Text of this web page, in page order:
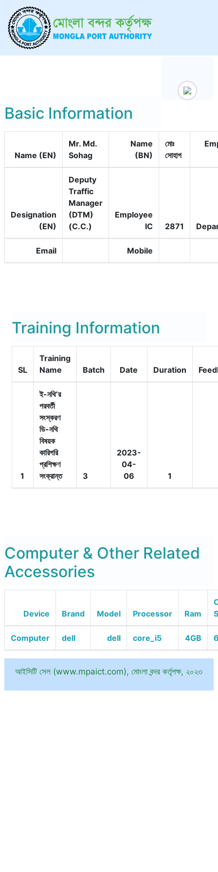
Basic Information
Name (EN)
Mr. Md.
Sohag
Name
(BN)
মোঃ
সোহাগ
Designation
(EN)
Deputy
Traffic
Manager
(DTM)
(C.C.)
Employee
IC
2871
Email Mobile
Training Information
SL
Training
Name
Batch Date Duration
1
ই-নথি’র
পরবর্তী
সংস্করণ
ডি-নথি
বিষয়ক
কারিগরি
প্রশিক্ষণ
সংক্রান্ত
3
2023-
04-
06
1
Computer & Other Related
Accessories
Device Brand Model Processor Ram
Computer dell dell core_i5 4GB
আইসিটি সেল (www.mpaict.com), মোংলা বন্দর কর্তৃপক্ষ, ২০২৩